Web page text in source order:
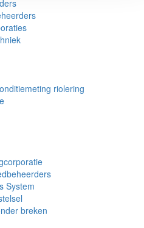
riolering
System
breken